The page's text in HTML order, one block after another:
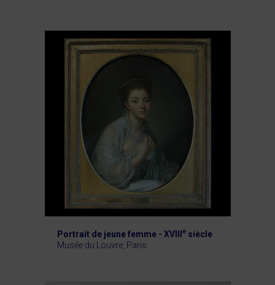
Portrait de jeune femme - XVIIIesiècle
Musée du Louvre, Paris.